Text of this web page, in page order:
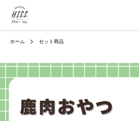
ホーム セット商品